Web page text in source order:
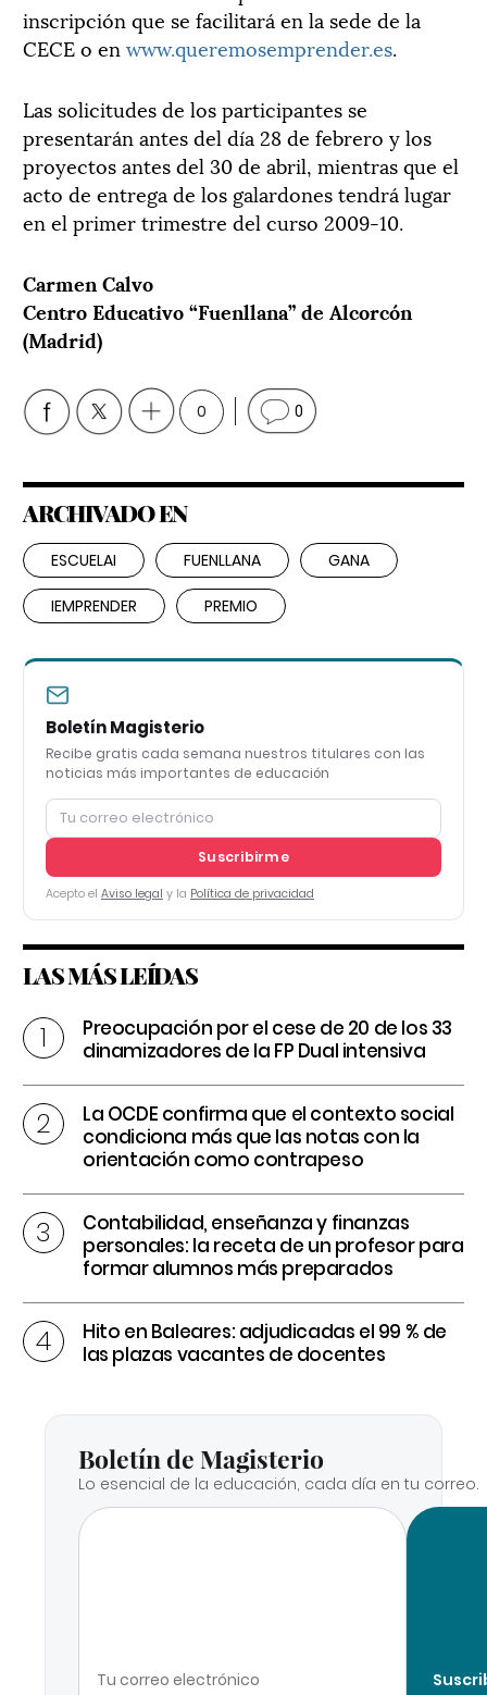
inscripción que se facilitará en la sede de la
CECE o en www.queremosemprender.es.
Las solicitudes de los participantes se
presentarán antes del día 28 de febrero y los
proyectos antes del 30 de abril, mientras que el
acto de entrega de los galardones tendrá lugar
en el primer trimestre del curso 2009-10.
Carmen Calvo
Centro Educativo “Fuenllana” de Alcorcón
(Madrid)
0 0
ARCHIVADO EN
ESCUELAI FUENLLANA GANA
IEMPRENDER PREMIO
Boletín Magisterio
Recibe gratis cada semana nuestros titulares con las
noticias más importantes de educación
Suscribirme
Acepto el Aviso legal y la Política de privacidad
LAS MÁS LEÍDAS
Preocupación por el cese de 20 de los 33
dinamizadores de la FP Dual intensiva
La OCDE confirma que el contexto social
condiciona más que las notas con la
orientación como contrapeso
Contabilidad, enseñanza y finanzas
personales: la receta de un profesor para
formar alumnos más preparados
Hito en Baleares: adjudicadas el 99 % de
las plazas vacantes de docentes
Boletín de Magisterio
Lo esencial de la educación, cada día en tu correo.